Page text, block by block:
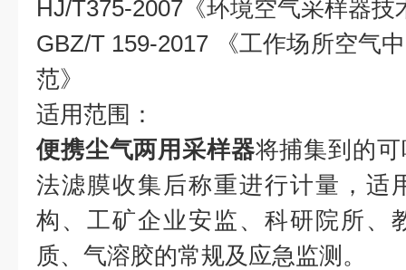
HJ/T375-2007《环境空气采样器
GBZ/T 159-2017 《工作场所空气
范》
适用范围：
便携尘气两用采样器将捕集到的
法滤膜收集后称重进行计量，适
构、工矿企业安监、科研院所、
质、气溶胶的常规及应急监测。